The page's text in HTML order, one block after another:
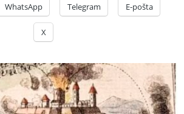
WhatsApp Telegram E-pošta
X